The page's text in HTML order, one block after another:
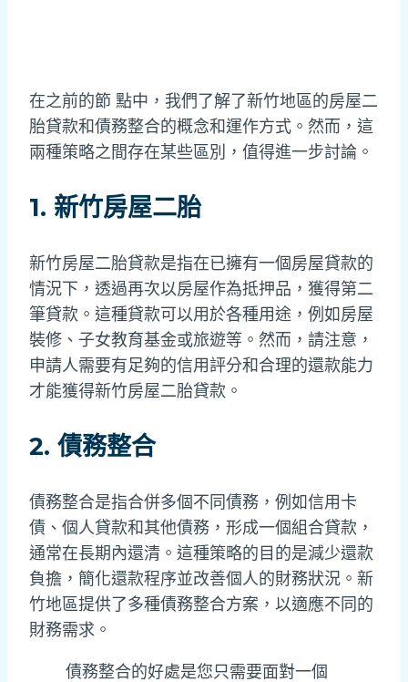
在之前的節 點中，我們了解了新竹地區的房屋二
胎貸款和債務整合的概念和運作方式。然而，這
兩種策略之間存在某些區別，值得進一步討論。
1. 新竹房屋二胎
新竹房屋二胎貸款是指在已擁有一個房屋貸款的
情況下，透過再次以房屋作為抵押品，獲得第二
筆貸款。這種貸款可以用於各種用途，例如房屋
裝修、子女教育基金或旅遊等。然而，請注意，
申請人需要有足夠的信用評分和合理的還款能力
才能獲得新竹房屋二胎貸款。
2. 債務整合
債務整合是指合併多個不同債務，例如信用卡
債、個人貸款和其他債務，形成一個組合貸款，
通常在長期內還清。這種策略的目的是減少還款
負擔，簡化還款程序並改善個人的財務狀況。新
竹地區提供了多種債務整合方案，以適應不同的
財務需求。
債務整合的好處是您只需要面對一個